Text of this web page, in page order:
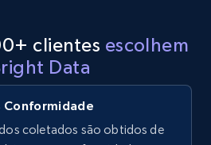
new posts
clientes escolhem
Data
Conformidade
coletados são obtidos de